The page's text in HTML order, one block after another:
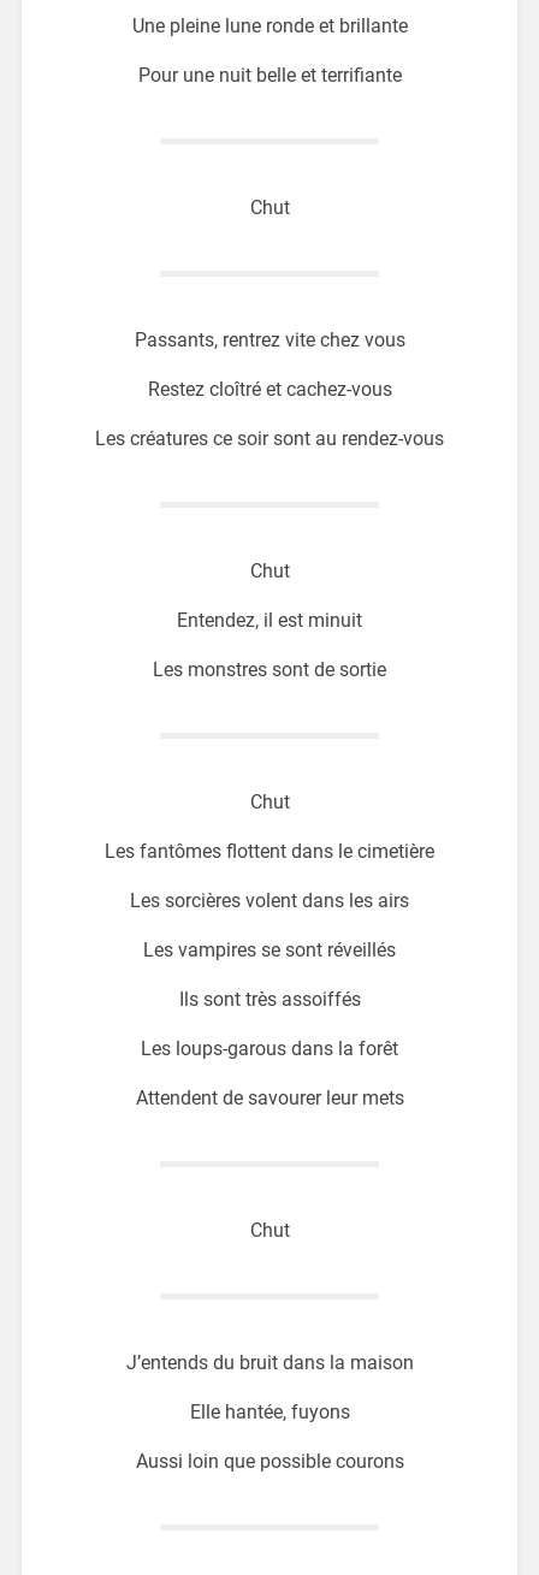
Une pleine lune ronde et brillante
Pour une nuit belle et terrifiante
Chut
Passants, rentrez vite chez vous
Restez cloîtré et cachez-vous
Les créatures ce soir sont au rendez-vous
Chut
Entendez, il est minuit
Les monstres sont de sortie
Chut
Les fantômes flottent dans le cimetière
Les sorcières volent dans les airs
Les vampires se sont réveillés
Ils sont très assoiffés
Les loups-garous dans la forêt
Attendent de savourer leur mets
Chut
J’entends du bruit dans la maison
Elle hantée, fuyons
Aussi loin que possible courons